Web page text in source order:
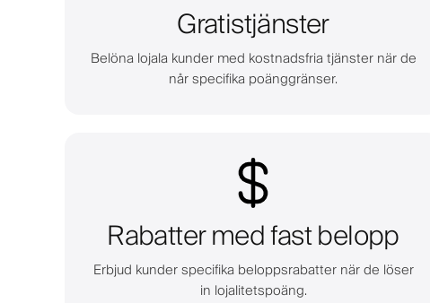
Gratistjänster
Belöna lojala kunder med kostnadsfria tjänster när de
når specifika poänggränser.
Rabatter med fast belopp
Erbjud kunder specifika beloppsrabatter när de löser
in lojalitetspoäng.